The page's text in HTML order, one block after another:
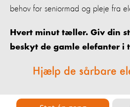
behov for seniormad og pleje fra
Hvert minut tæller. Giv din
beskyt de gamle elefanter i
Hjælp de sårbare